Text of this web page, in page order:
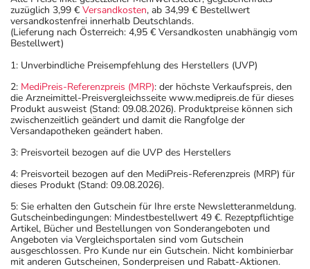
zuzüglich 3,99 € Versandkosten, ab 34,99 € Bestellwert
versandkostenfrei innerhalb Deutschlands.
(Lieferung nach Österreich: 4,95 € Versandkosten unabhängig vom
Bestellwert)
1: Unverbindliche Preisempfehlung des Herstellers (UVP)
2: MediPreis-Referenzpreis (MRP): der höchste Verkaufspreis, den
die Arzneimittel-Preisvergleichsseite www.medipreis.de für dieses
Produkt ausweist (Stand: 09.08.2026). Produktpreise können sich
zwischenzeitlich geändert und damit die Rangfolge der
Versandapotheken geändert haben.
3: Preisvorteil bezogen auf die UVP des Herstellers
4: Preisvorteil bezogen auf den MediPreis-Referenzpreis (MRP) für
dieses Produkt (Stand: 09.08.2026).
5: Sie erhalten den Gutschein für Ihre erste Newsletteranmeldung.
Gutscheinbedingungen: Mindestbestellwert 49 €. Rezeptpflichtige
Artikel, Bücher und Bestellungen von Sonderangeboten und
Angeboten via Vergleichsportalen sind vom Gutschein
ausgeschlossen. Pro Kunde nur ein Gutschein. Nicht kombinierbar
mit anderen Gutscheinen, Sonderpreisen und Rabatt-Aktionen.